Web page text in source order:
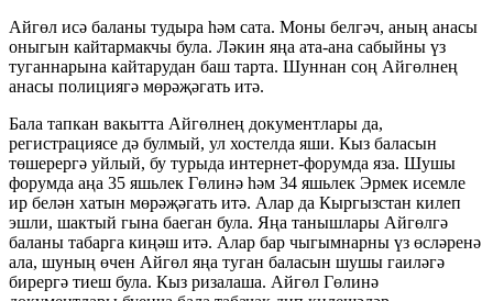
Айгөл исә баланы тудыра һәм сата. Моны белгәч, аның анасы
оныгын кайтармакчы була. Ләкин яңа ата-ана сабыйны үз
туганнарына кайтарудан баш тарта. Шуннан соң Айгөлнең
анасы полициягә мөрәҗәгать итә.
Бала тапкан вакытта Айгөлнең документлары да,
регистрациясе дә булмый, ул хостелда яши. Кыз баласын
төшерергә уйлый, бу турыда интернет-форумда яза. Шушы
форумда аңа 35 яшьлек Гөлинә һәм 34 яшьлек Эрмек исемле
ир белән хатын мөрәҗәгать итә. Алар да Кыргызстан килеп
эшли, шактый гына баеган була. Яңа танышлары Айгөлгә
баланы табарга киңәш итә. Алар бар чыгымнарны үз өсләренә
ала, шуның өчен Айгөл яңа туган баласын шушы гаиләгә
бирергә тиеш була. Кыз ризалаша. Айгөл Гөлинә